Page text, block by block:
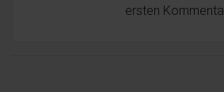
ersten